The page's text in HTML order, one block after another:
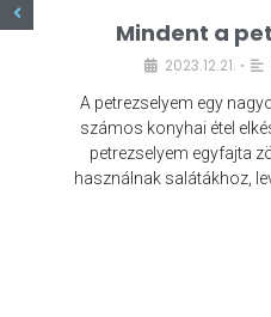
Mindent a
2023.12.21. •
A petrezselyem egy
számos konyhai étel
petrezselyem egyfajta
használnak salátákhoz,